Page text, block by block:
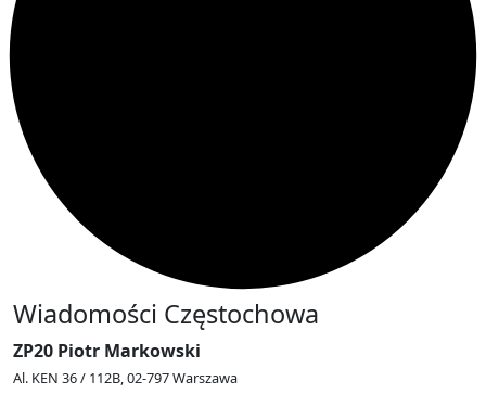
Wiadomości Częstochowa
ZP20 Piotr Markowski
Al. KEN 36 / 112B, 02-797 Warszawa